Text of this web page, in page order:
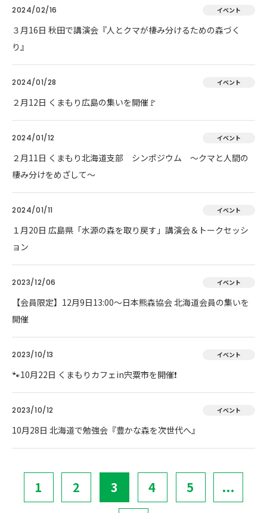
2024/02/16 イベント
３月16日 秋田で講演会『人とクマが棲み分けるための森づく
り』
2024/01/28 イベント
２月12日 くまもり広島の集いを開催🚩
2024/01/12 イベント
２月11日 くまもり北海道支部 シンポジウム ～クマと人間の
棲み分けをめざして～
2024/01/11 イベント
１月20日 広島県「水源の森を取り戻す」講演会＆トークセッシ
ョン
2023/12/06 イベント
【会員限定】12月9日13:00～日本熊森協会 北海道会員の集いを
開催
2023/10/13 イベント
🐾10月22日 くまもりカフェin宍粟市を開催❗
2023/10/12 イベント
10月28日 北海道で勉強会『豊かな森を次世代へ』
1 2 3 4 5 ...